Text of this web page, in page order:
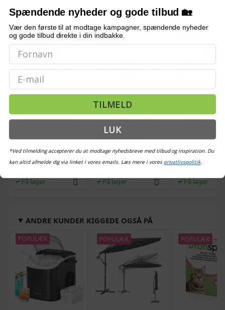
ALTERNATIVE VARER
TILBUD
Loftlampe med perler -
(140)
Vejl. pris 458,- 369,-
På lager
Loftslampe med akryl-
krystalblade til 5 x E14
- hvid, Ø100 cm
(876)
Vejl. pris 676,- 499,-
På lager
Loftlampe i
Vejl. pris
På lager
ANDRE KUNDER KIGGEDE OGSÅ PÅ
POPULÆR POPULÆR POPULÆR
Spændende nyheder og gode tilbud 🏡
Vær den første til at modtage kampagner, spændende nyheder
og gode tilbud direkte i din indbakke.
Email
TILMELD
LUK
*Ved tilmelding accepterer du at modtage nyhedsbreve med tilbud og inspiration. Du
kan altid afmelde dig via linket i vores emails. Læs mere i vores privatlivspolitik.